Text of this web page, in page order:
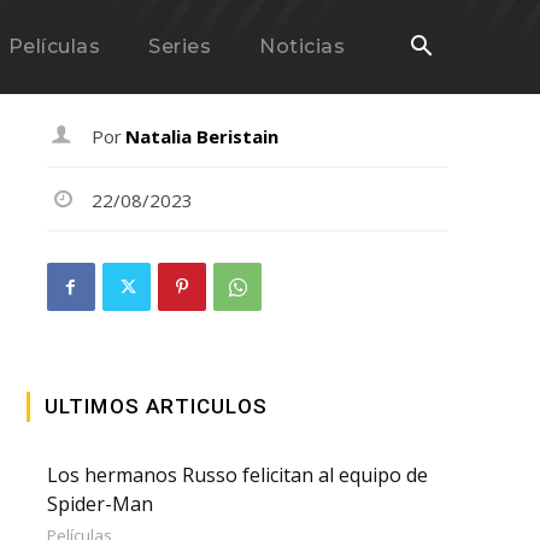
Películas Series Noticias
Por Natalia Beristain
22/08/2023
ULTIMOS ARTICULOS
Los hermanos Russo felicitan al equipo de
Spider-Man
Películas